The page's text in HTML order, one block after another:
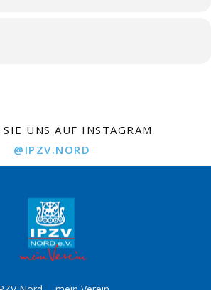
SIE UNS AUF INSTAGRAM
@IPZV.NORD